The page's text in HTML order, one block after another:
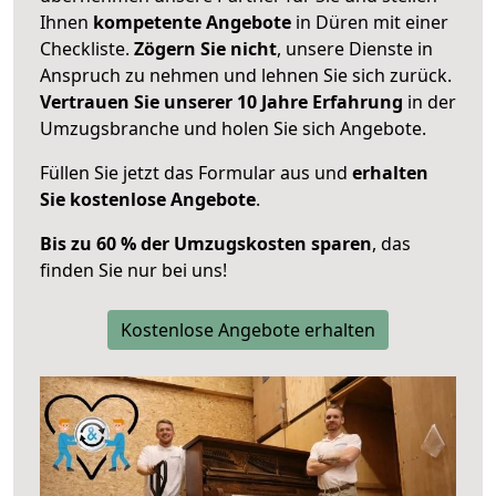
Ihnen kompetente Angebote in Düren mit einer
Checkliste. Zögern Sie nicht, unsere Dienste in
Anspruch zu nehmen und lehnen Sie sich zurück.
Vertrauen Sie unserer 10 Jahre Erfahrung in der
Umzugsbranche und holen Sie sich Angebote.
Füllen Sie jetzt das Formular aus und erhalten
Sie kostenlose Angebote.
Bis zu 60 % der Umzugskosten sparen, das
finden Sie nur bei uns!
Kostenlose Angebote erhalten